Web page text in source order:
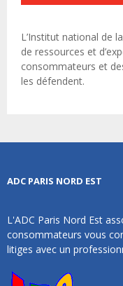
L’Institut national de
de ressources et
consommateurs et
les défendent.
ADC PARIS NORD EST
L'ADC Paris Nord Est
consommateurs vous
litiges avec un